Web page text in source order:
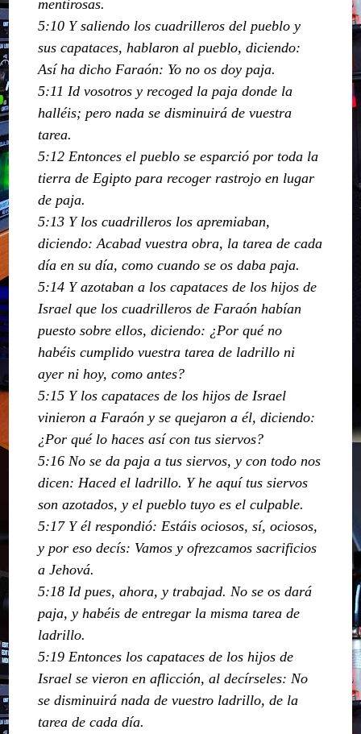
mentirosas.
5:10 Y saliendo los cuadrilleros del pueblo y
sus capataces, hablaron al pueblo, diciendo:
Así ha dicho Faraón: Yo no os doy paja.
5:11 Id vosotros y recoged la paja donde la
halléis; pero nada se disminuirá de vuestra
tarea.
5:12 Entonces el pueblo se esparció por toda la
tierra de Egipto para recoger rastrojo en lugar
de paja.
5:13 Y los cuadrilleros los apremiaban,
diciendo: Acabad vuestra obra, la tarea de cada
día en su día, como cuando se os daba paja.
5:14 Y azotaban a los capataces de los hijos de
Israel que los cuadrilleros de Faraón habían
puesto sobre ellos, diciendo: ¿Por qué no
habéis cumplido vuestra tarea de ladrillo ni
ayer ni hoy, como antes?
5:15 Y los capataces de los hijos de Israel
vinieron a Faraón y se quejaron a él, diciendo:
¿Por qué lo haces así con tus siervos?
5:16 No se da paja a tus siervos, y con todo nos
dicen: Haced el ladrillo. Y he aquí tus siervos
son azotados, y el pueblo tuyo es el culpable.
5:17 Y él respondió: Estáis ociosos, sí, ociosos,
y por eso decís: Vamos y ofrezcamos sacrificios
a Jehová.
5:18 Id pues, ahora, y trabajad. No se os dará
paja, y habéis de entregar la misma tarea de
ladrillo.
5:19 Entonces los capataces de los hijos de
Israel se vieron en aflicción, al decírseles: No
se disminuirá nada de vuestro ladrillo, de la
tarea de cada día.